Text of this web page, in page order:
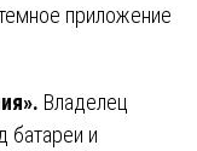
приложение
Владелец
батареи и